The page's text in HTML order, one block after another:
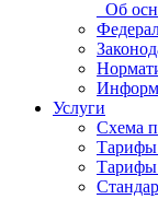
_Об
Услуги
Схема
Тарифы
Тарифы